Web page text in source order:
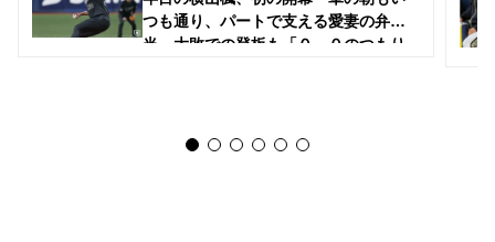
つも通り、パートで支える愛妻の弁
当。大敗での登板も「０－０のつもり